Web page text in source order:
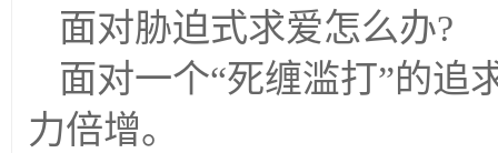
面对胁迫式求爱怎么办?
面对一个“死缠滥打”的追
力倍增。